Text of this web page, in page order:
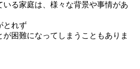
いる家庭は、様々な背景や事情があ
とれず
が困難になってしまうこともありま